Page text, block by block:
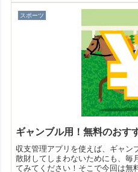
スポーツ
ギャンブル用！無料のおす
収支管理アプリを使えば、ギャン
散財してしまわないためにも、毎
てみてください！そこで今回は無